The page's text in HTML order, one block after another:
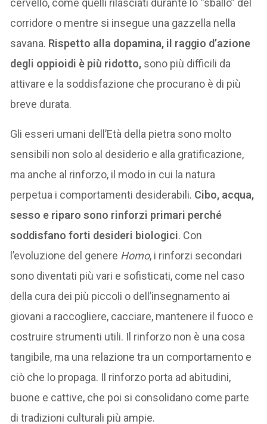
corridore o mentre si insegue una gazzella nella
savana. Rispetto alla dopamina, il raggio d’azione
degli oppioidi è più ridotto, sono più difficili da
attivare e la soddisfazione che procurano è di più
breve durata.
Gli esseri umani dell’Età della pietra sono molto
sensibili non solo al desiderio e alla gratificazione,
ma anche al rinforzo, il modo in cui la natura
perpetua i comportamenti desiderabili. Cibo, acqua,
sesso e riparo sono rinforzi primari perché
soddisfano forti desideri biologici. Con
l’evoluzione del genere Homo, i rinforzi secondari
sono diventati più vari e sofisticati, come nel caso
della cura dei più piccoli o dell’insegnamento ai
giovani a raccogliere, cacciare, mantenere il fuoco e
costruire strumenti utili. Il rinforzo non è una cosa
tangibile, ma una relazione tra un comportamento e
ciò che lo propaga. Il rinforzo porta ad abitudini,
buone e cattive, che poi si consolidano come parte
di tradizioni culturali più ampie.